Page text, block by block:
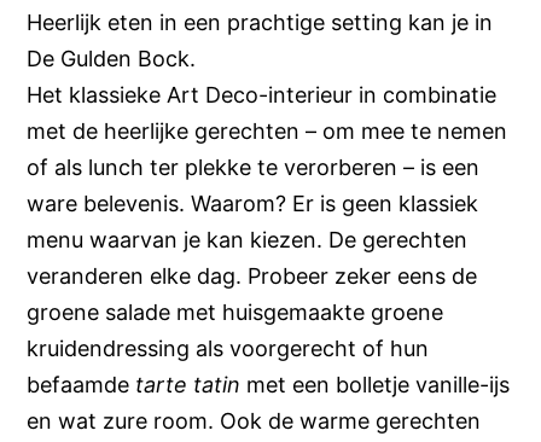
Heerlijk eten in een prachtige setting kan je in
De Gulden Bock.
Het klassieke Art Deco-interieur in combinatie
met de heerlijke gerechten – om mee te nemen
of als lunch ter plekke te verorberen – is een
ware belevenis. Waarom? Er is geen klassiek
menu waarvan je kan kiezen. De gerechten
veranderen elke dag. Probeer zeker eens de
groene salade met huisgemaakte groene
kruidendressing als voorgerecht of hun
befaamde tarte tatin met een bolletje vanille-ijs
en wat zure room. Ook de warme gerechten